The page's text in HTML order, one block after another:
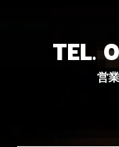
TEL.
営